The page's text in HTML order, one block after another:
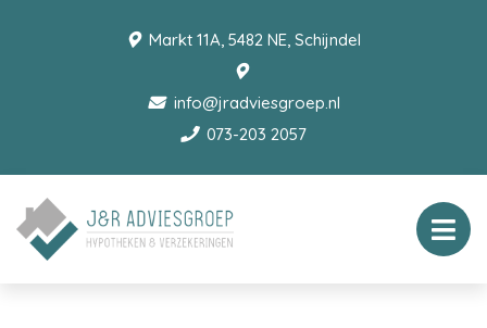
Markt 11A, 5482 NE, Schijndel
info@jradviesgroep.nl
073-203 2057